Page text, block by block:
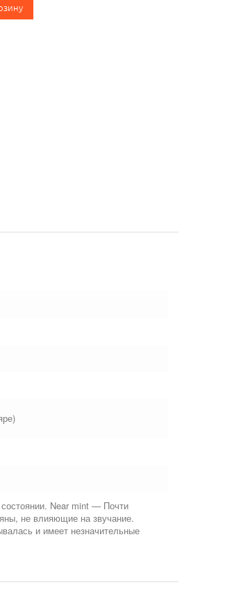
Near mint — Почти
не влияющие на звучание.
и имеет незначительные